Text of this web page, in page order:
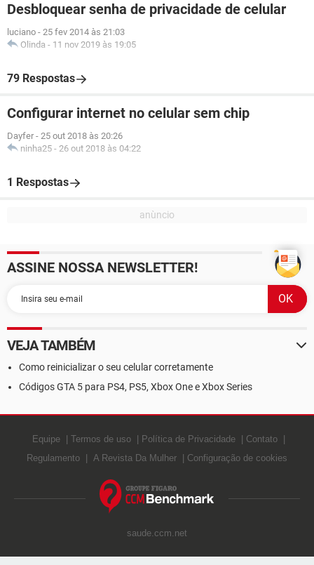
Desbloquear senha de privacidade de celular
luciano - 25 fev 2014 às 21:03
Olinda - 11 nov 2019 às 19:05
79 Respostas
Configurar internet no celular sem chip
Dayfer - 25 out 2018 às 20:26
ninha25 - 26 out 2018 às 04:22
1 Respostas
ASSINE NOSSA NEWSLETTER!
VEJA TAMBÉM
Como reinicializar o seu celular corretamente
Códigos GTA 5 para PS4, PS5, Xbox One e Xbox Series
Equipe Termos de uso Política de Privacidade
Contato
Regulamento
A Revista Da Mulher Configuração de cookies
saude.ccm.net